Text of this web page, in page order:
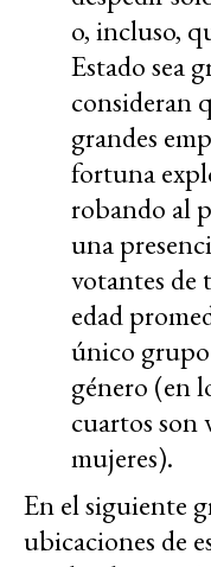
o, incluso,
Estado sea
consideran
grandes
fortuna
robando al
una
votantes de
edad
único grupo
género (en
cuartos son
mujeres).
En el siguiente
ubicaciones de